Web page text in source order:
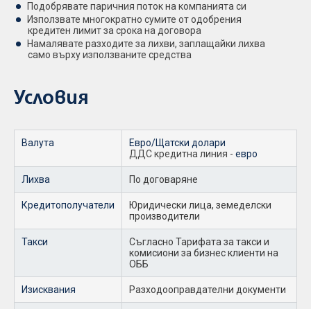
Подобрявате паричния поток на компанията си
Използвате многократно сумите от одобрения
кредитен лимит за срока на договора
Намалявате разходите за лихви, заплащайки лихва
само върху използваните средства
Условия
Валута
Евро/Щатски долари
ДДС кредитна линия - евро
Лихва По договаряне
Кредитополучатели
Юридически лица, земеделски
производители
Такси
Съгласно Тарифата за такси и
комисиони за бизнес клиенти на
ОББ
Изисквания Разходооправдателни документи